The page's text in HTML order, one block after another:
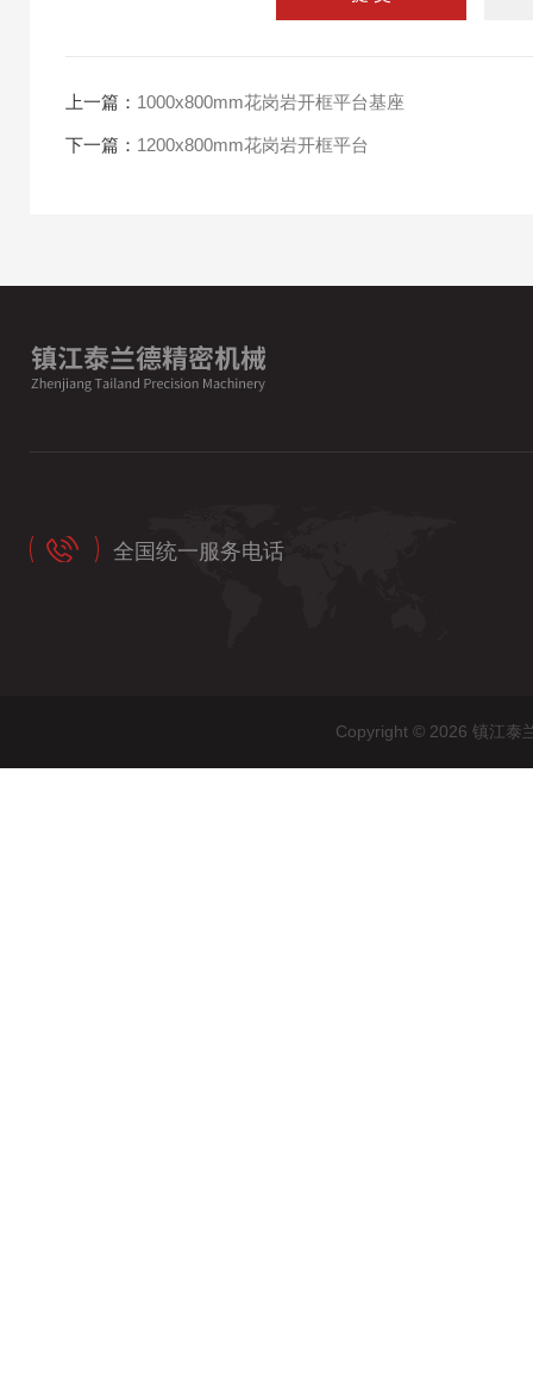
上一篇： 1000x800mm花岗岩开框平台​基座
下一篇： 1200x800mm花岗岩开框平台
全国统一服务电话
Copyright © 2026 镇江